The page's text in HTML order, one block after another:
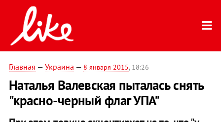
Главная — Украина — 8 января 2015, 18:26
Наталья Валевская пыталась снять
"красно-черный флаг УПА"